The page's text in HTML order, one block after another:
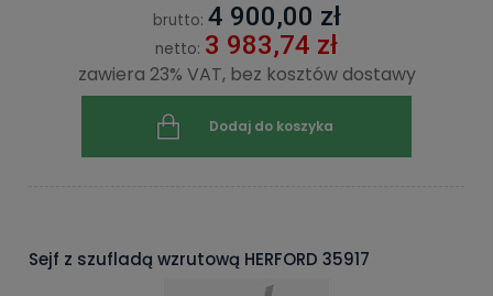
brutto: 4 900,00 zł
netto: 3 983,74 zł
zawiera 23% VAT, bez kosztów dostawy
Dodaj do koszyka
Sejf z szufladą wzrutową HERFORD 35917